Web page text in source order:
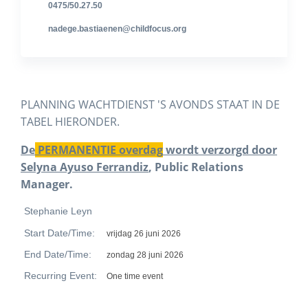
0475/50.27.50
nadege.bastiaenen@childfocus.org
PLANNING WACHTDIENST 'S AVONDS STAAT IN DE
TABEL HIERONDER.
De PERMANENTIE overdagwordt verzorgd door
Selyna Ayuso Ferrandiz, Public Relations
Manager.
Stephanie Leyn
Start Date/Time: vrijdag 26 juni 2026
End Date/Time: zondag 28 juni 2026
Recurring Event: One time event